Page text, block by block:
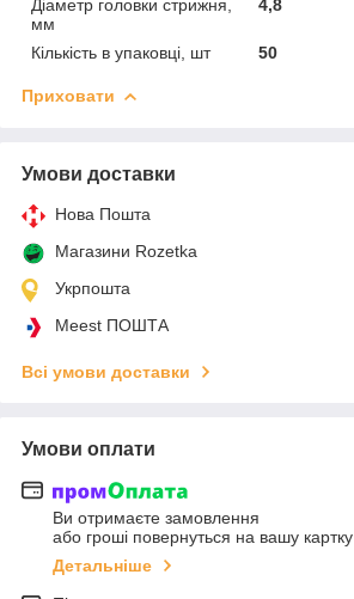
Діаметр головки стрижня,
мм
4,8
Кількість в упаковці, шт 50
Приховати
Умови доставки
Нова Пошта
Магазини Rozetka
Укрпошта
Meest ПОШТА
Всі умови доставки
Умови оплати
Ви отримаєте замовлення
або гроші повернуться на вашу картку
Детальніше